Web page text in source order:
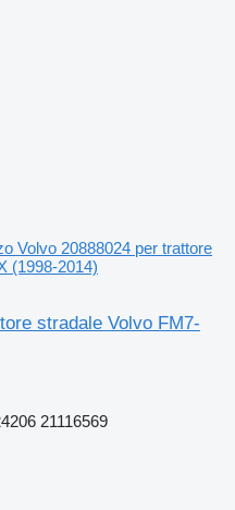
Volvo 20888024 per trattore
(1998-2014)
stradale Volvo FM7-
21116569